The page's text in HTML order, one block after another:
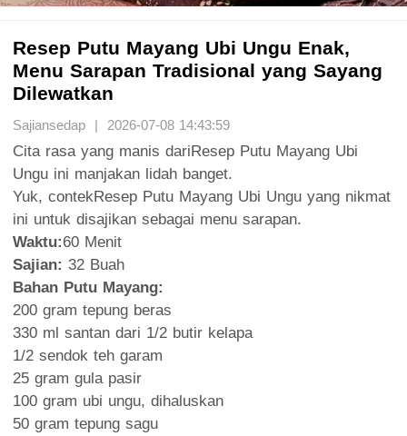
Resep Putu Mayang Ubi Ungu Enak,
Menu Sarapan Tradisional yang Sayang
Dilewatkan
Sajiansedap | 2026-07-08 14:43:59
Cita rasa yang manis dariResep Putu Mayang Ubi
Ungu ini manjakan lidah banget.
Yuk, contekResep Putu Mayang Ubi Ungu yang nikmat
ini untuk disajikan sebagai menu sarapan.
Waktu:60 Menit
Sajian: 32 Buah
Bahan Putu Mayang:
200 gram tepung beras
330 ml santan dari 1/2 butir kelapa
1/2 sendok teh garam
25 gram gula pasir
100 gram ubi ungu, dihaluskan
50 gram tepung sagu